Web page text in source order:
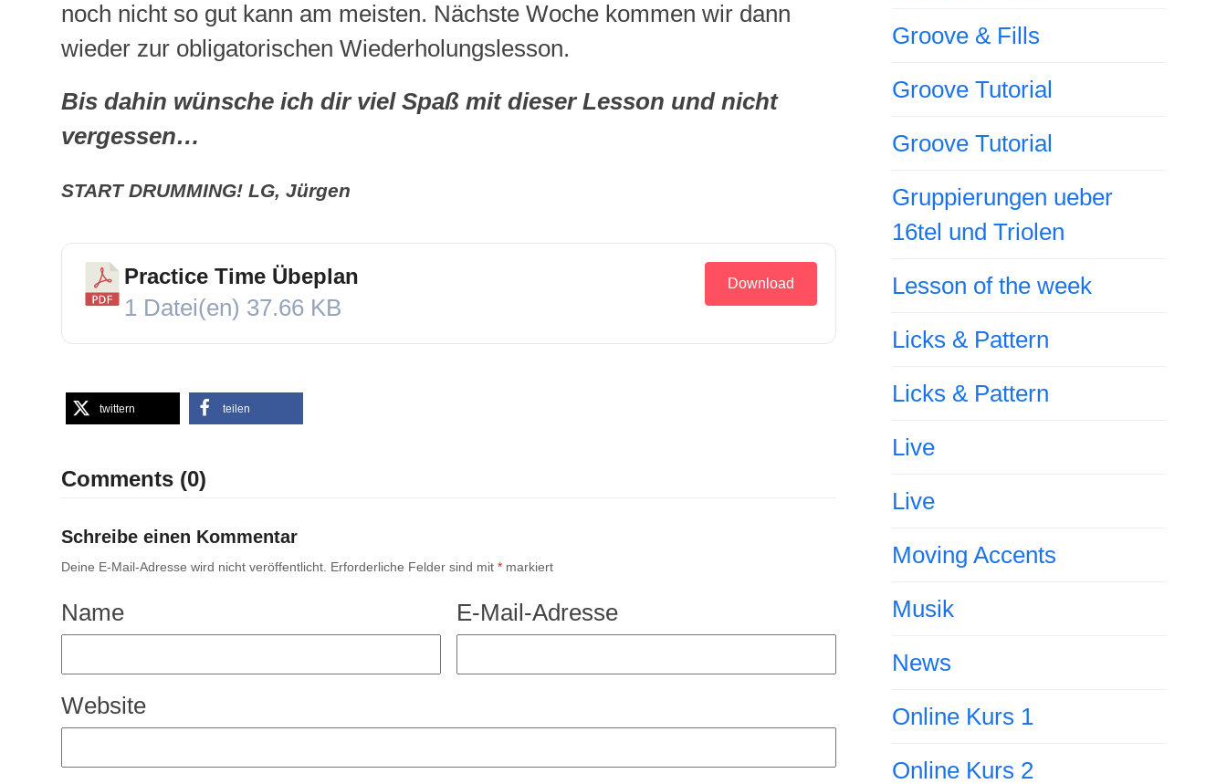
noch nicht so gut kann am meisten. Nächste Woche kommen wir dann
wieder zur obligatorischen Wiederholungslesson.
Bis dahin wünsche ich dir viel Spaß mit dieser Lesson und nicht
vergessen…
START DRUMMING! LG, Jürgen
Practice Time Übeplan
1 Datei(en) 37.66 KB
Download
twittern teilen
Comments (0)
Schreibe einen Kommentar
Deine E-Mail-Adresse wird nicht veröffentlicht. Erforderliche Felder sind mit* markiert
Name E-Mail-Adresse
Website
Groove & Fills
Groove Tutorial
Groove Tutorial
Gruppierungen ueber
16tel und Triolen
Lesson of the week
Licks & Pattern
Licks & Pattern
Live
Live
Moving Accents
Musik
News
Online Kurs 1
Online Kurs 2